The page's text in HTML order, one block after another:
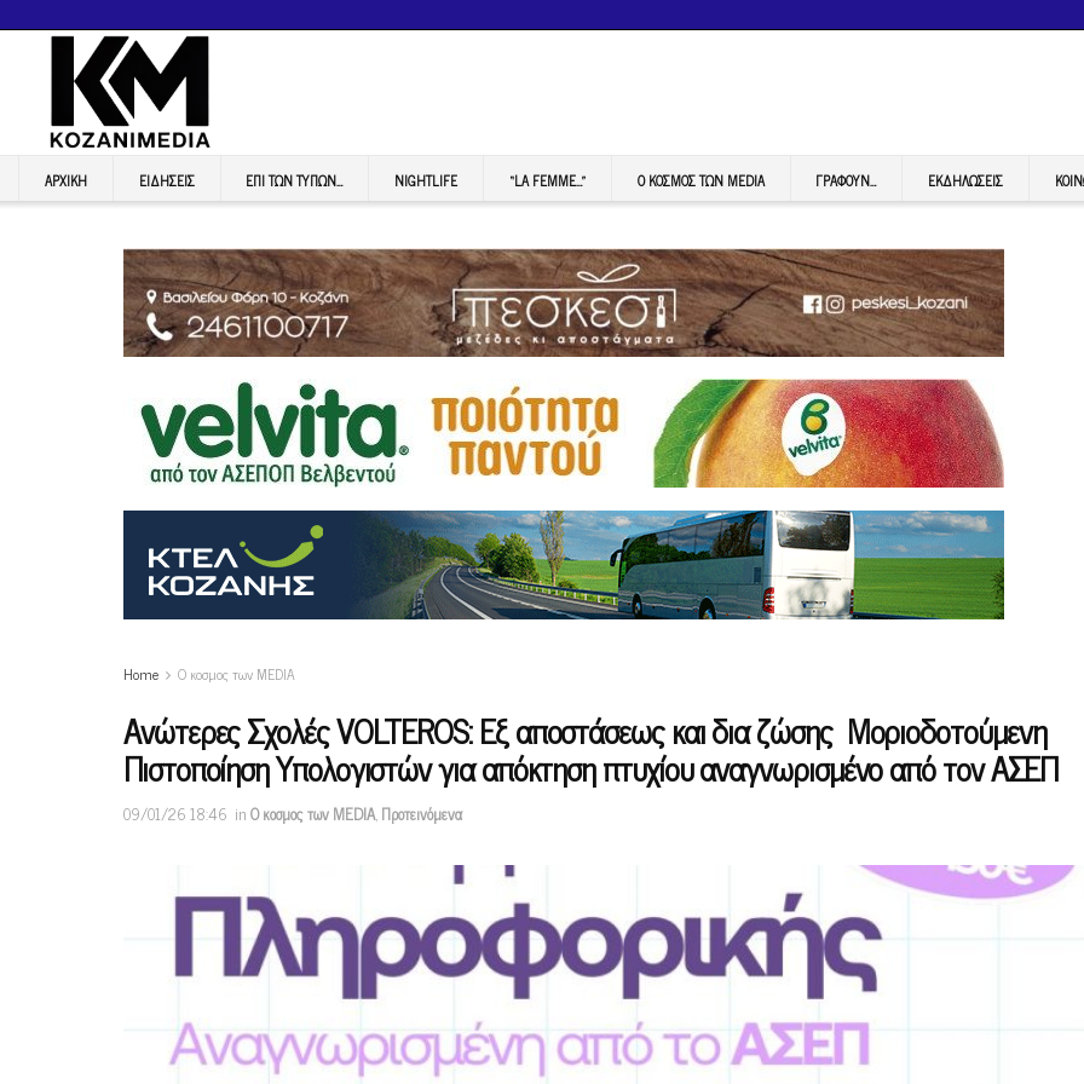
ΑΡΧΙΚΉ ΕΙΔΉΣΕΙΣ ΕΠI ΤΩΝ ΤΥΠΩΝ… NIGHTLIFE “LA FEMME…” Ο ΚΟΣΜΟΣ ΤΩΝ MEDIA ΓΡΆΦΟΥΝ… ΕΚΔΗΛΏΣΕΙΣ
Home Ο κοσμος των MEDIA
Ανώτερες Σχολές VOLTEROS: Εξ αποστάσεως και δια ζώσης Μοριοδοτούμενη
Πιστοποίηση Υπολογιστών για απόκτηση πτυχίου αναγνωρισμένο από τον ΑΣΕΠ
09/01/26 18:46 inΟ κοσμος των MEDIA,Προτεινόμενα